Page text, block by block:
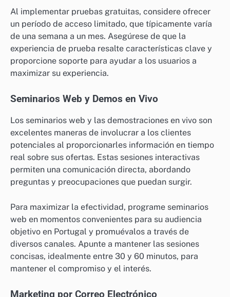
Al implementar pruebas gratuitas, considere ofrecer
un período de acceso limitado, que típicamente varía
de una semana a un mes. Asegúrese de que la
experiencia de prueba resalte características clave y
proporcione soporte para ayudar a los usuarios a
maximizar su experiencia.
Seminarios Web y Demos en Vivo
Los seminarios web y las demostraciones en vivo son
excelentes maneras de involucrar a los clientes
potenciales al proporcionarles información en tiempo
real sobre sus ofertas. Estas sesiones interactivas
permiten una comunicación directa, abordando
preguntas y preocupaciones que puedan surgir.
Para maximizar la efectividad, programe seminarios
web en momentos convenientes para su audiencia
objetivo en Portugal y promuévalos a través de
diversos canales. Apunte a mantener las sesiones
concisas, idealmente entre 30 y 60 minutos, para
mantener el compromiso y el interés.
Marketing por Correo Electrónico